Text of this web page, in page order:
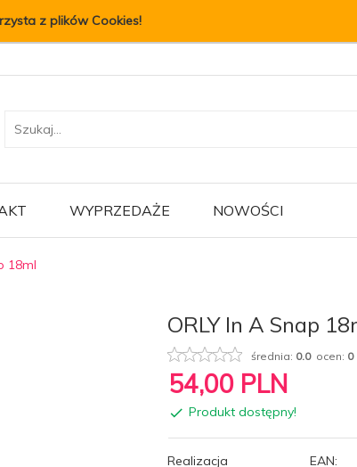
z plików Cookies!
WYPRZEDAŻE NOWOŚCI
18ml
ORLY In A Snap
średnia: 0.0ocen: 0
54,00 PLN
Produkt dostępny!
Realizacja
EAN: